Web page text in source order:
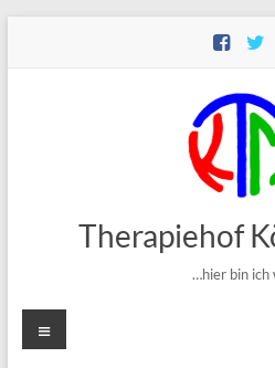
Therapiehof
…hier bin ich
Menü